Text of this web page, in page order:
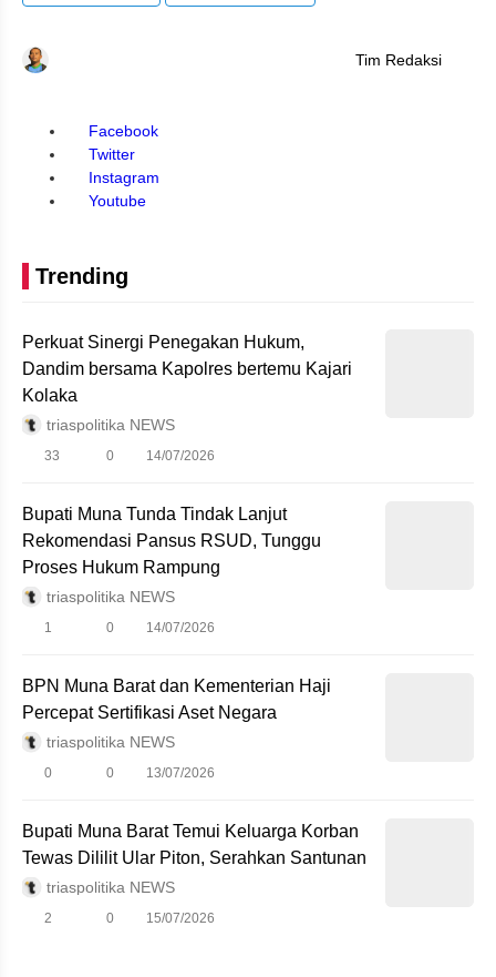
Tim Redaksi
Facebook
Twitter
Instagram
Youtube
Trending
Perkuat Sinergi Penegakan Hukum,
Dandim bersama Kapolres bertemu Kajari
Kolaka
triaspolitika NEWS
33 0 14/07/2026
Bupati Muna Tunda Tindak Lanjut
Rekomendasi Pansus RSUD, Tunggu
Proses Hukum Rampung
triaspolitika NEWS
1 0 14/07/2026
BPN Muna Barat dan Kementerian Haji
Percepat Sertifikasi Aset Negara
triaspolitika NEWS
0 0 13/07/2026
Bupati Muna Barat Temui Keluarga Korban
Tewas Dililit Ular Piton, Serahkan Santunan
triaspolitika NEWS
2 0 15/07/2026